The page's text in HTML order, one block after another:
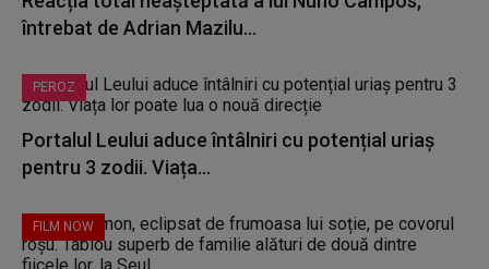
întrebat de Adrian Mazilu...
PEROZ
Portalul Leului aduce întâlniri cu potențial uriaș
pentru 3 zodii. Viața...
FILM NOW